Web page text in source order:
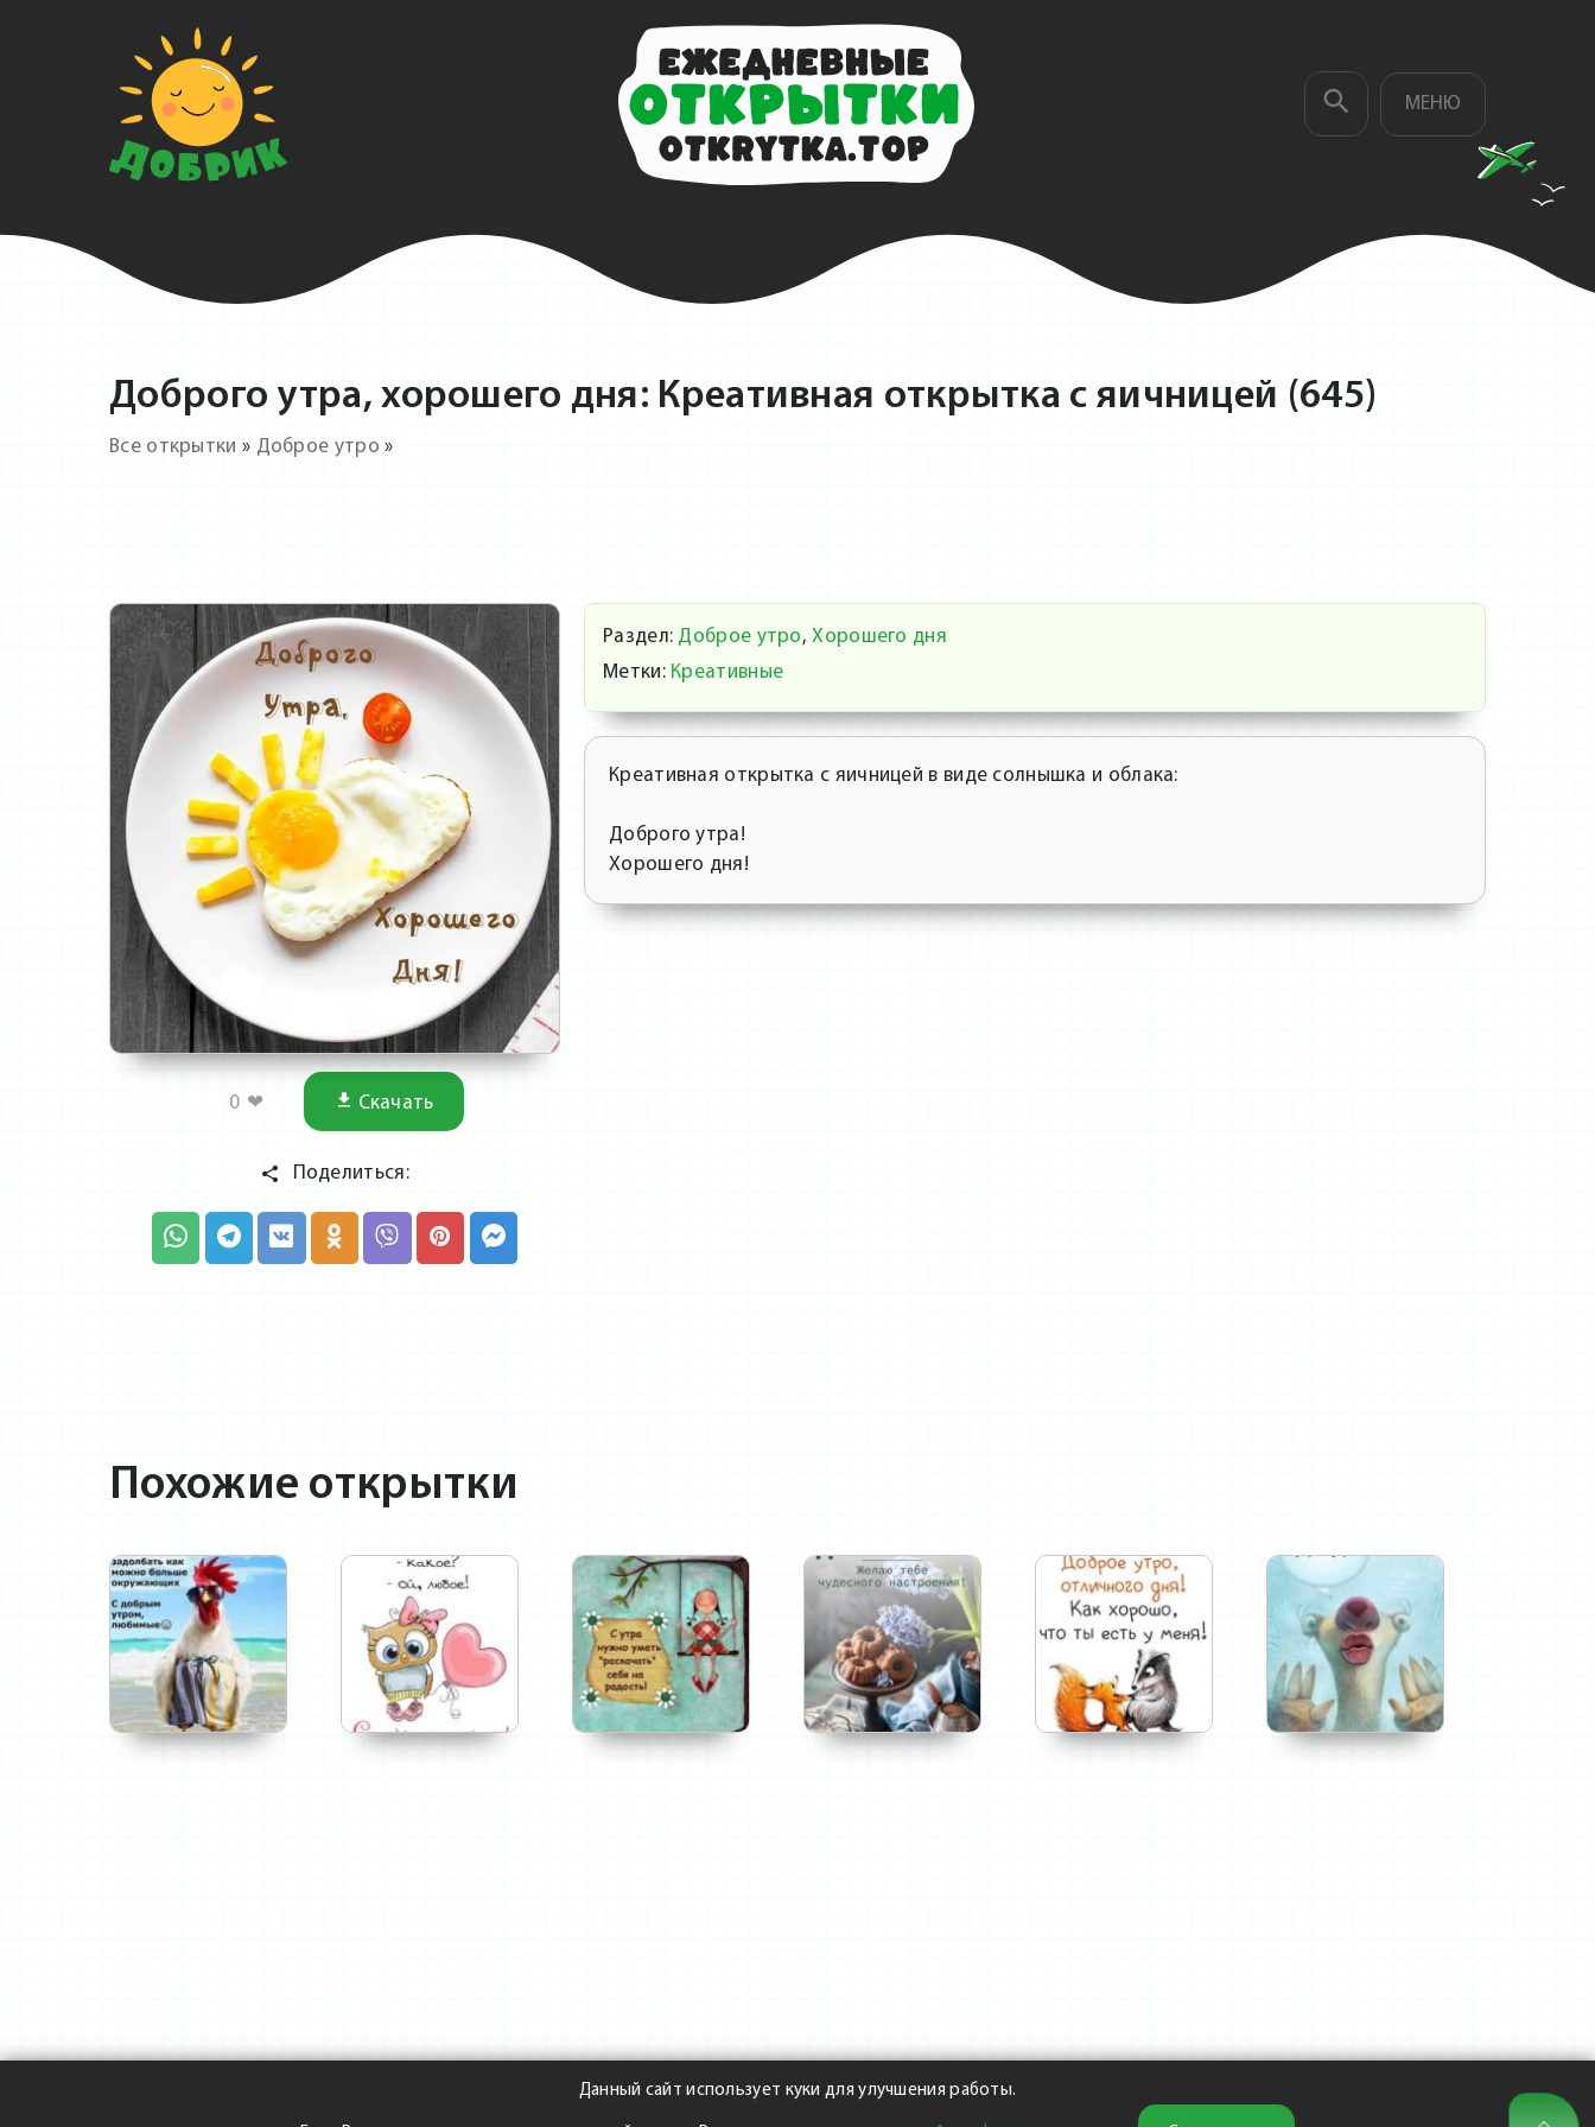
МЕНЮ
Доброго утра, хорошего дня: Креативная открытка с яичницей (645)
Все открытки » Доброе утро »
0 ❤ Скачать
Поделиться:
Раздел: Доброе утро,Хорошего дня
Метки: Креативные
Креативная открытка с яичницей в виде солнышка и облака:
Доброго утра!
Хорошего дня!
Похожие открытки
Данный сайт использует куки для улучшения работы.